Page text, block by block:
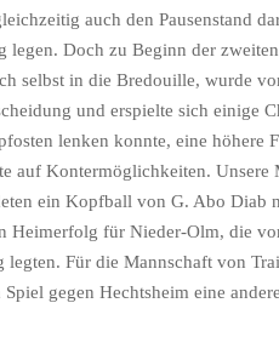
auch den Pausenstand
legen. Doch zu Beginn der
selbst in die Bredouille, wurde
und erspielte sich einige
lenken konnte, eine
auf Kontermöglichkeiten.
ein Kopfball von G. Abo Diab
Heimerfolg für Nieder-Olm, die
legten. Für die Mannschaft von
gegen Hechtsheim eine